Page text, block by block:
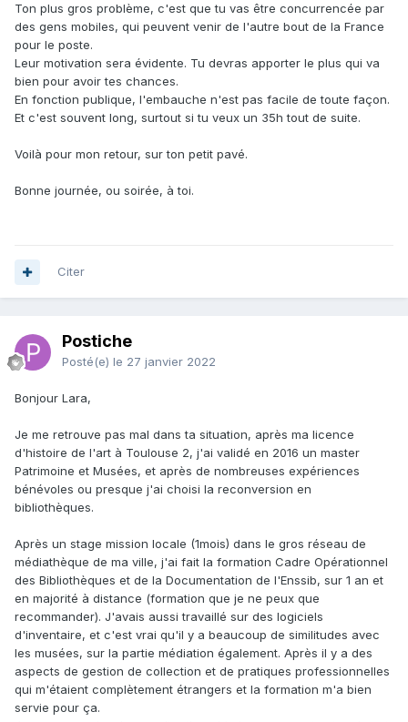
Ton plus gros problème, c'est que tu vas être concurrencée par
des gens mobiles, qui peuvent venir de l'autre bout de la France
pour le poste.
Leur motivation sera évidente. Tu devras apporter le plus qui va
bien pour avoir tes chances.
En fonction publique, l'embauche n'est pas facile de toute façon.
Et c'est souvent long, surtout si tu veux un 35h tout de suite.
Voilà pour mon retour, sur ton petit pavé.
Bonne journée, ou soirée, à toi.
Citer
Postiche
Posté(e) le 27 janvier 2022
Bonjour Lara,
Je me retrouve pas mal dans ta situation, après ma licence
d'histoire de l'art à Toulouse 2, j'ai validé en 2016 un master
Patrimoine et Musées, et après de nombreuses expériences
bénévoles ou presque j'ai choisi la reconversion en
bibliothèques.
Après un stage mission locale (1mois) dans le gros réseau de
médiathèque de ma ville, j'ai fait la formation Cadre Opérationnel
des Bibliothèques et de la Documentation de l'Enssib, sur 1 an et
en majorité à distance (formation que je ne peux que
recommander). J'avais aussi travaillé sur des logiciels
d'inventaire, et c'est vrai qu'il y a beaucoup de similitudes avec
les musées, sur la partie médiation également. Après il y a des
aspects de gestion de collection et de pratiques professionnelles
qui m'étaient complètement étrangers et la formation m'a bien
servie pour ça.